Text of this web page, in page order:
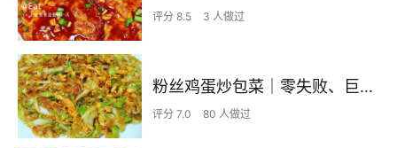
评分 8.5 3 人做过
粉丝鸡蛋炒包菜｜零失败、巨下饭
评分 7.0 80 人做过